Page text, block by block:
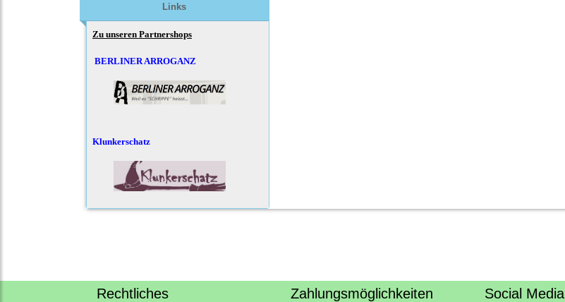
Links
Zu unseren Partnershops
BERLINER ARROGANZ
Klunkerschatz
Rechtliches Zahlungsmöglichkeiten Social Media